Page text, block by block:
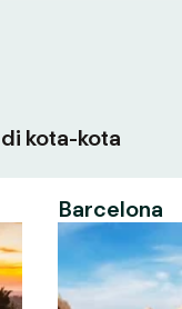
kota-kota
Barcelona